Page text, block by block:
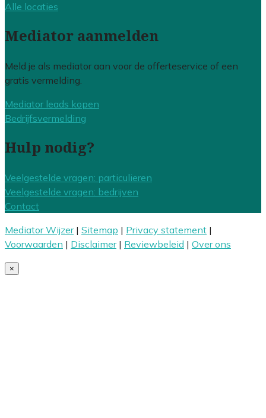
Alle locaties
Mediator aanmelden
Meld je als mediator aan voor de offerteservice of een
gratis vermelding.
Mediator leads kopen
Bedrijfsvermelding
Hulp nodig?
Veelgestelde vragen: particulieren
Veelgestelde vragen: bedrijven
Contact
Mediator Wijzer| Sitemap | Privacy statement |
Voorwaarden | Disclaimer| Reviewbeleid | Over ons
×